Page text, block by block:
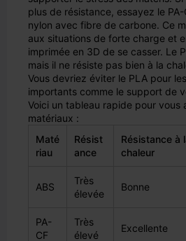
plus de résistance, essayez le PA-
nylon avec fibre de carbone. Ce
aux situations de forte charge et
imprimée en 3D de se casser. Le
mais il ne résiste pas bien à la
Vous devriez éviter le PLA pour
importants comme le support de
Voici un tableau rapide pour vous
matériaux :
Maté
riau
Résist
ance
Résistance à
chaleur
ABS
Très
élevée
Bonne
PA-
CF
Très
élevé
Excellente